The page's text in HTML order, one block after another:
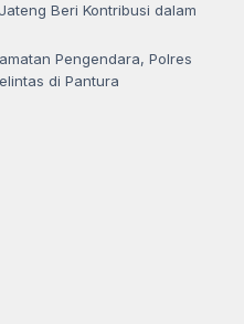
Beri Kontribusi dalam
Pengendara, Polres
di Pantura